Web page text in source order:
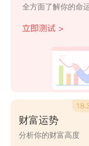
荷花
水头
康达
鑫玉达黄 新安
全方面了解你的命
财富运势
分析你的财富高度